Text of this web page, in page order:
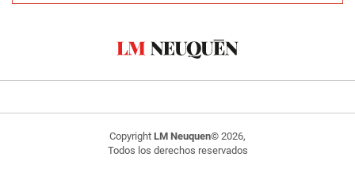
Copyright LM Neuquen© 2026,
Todos los derechos reservados